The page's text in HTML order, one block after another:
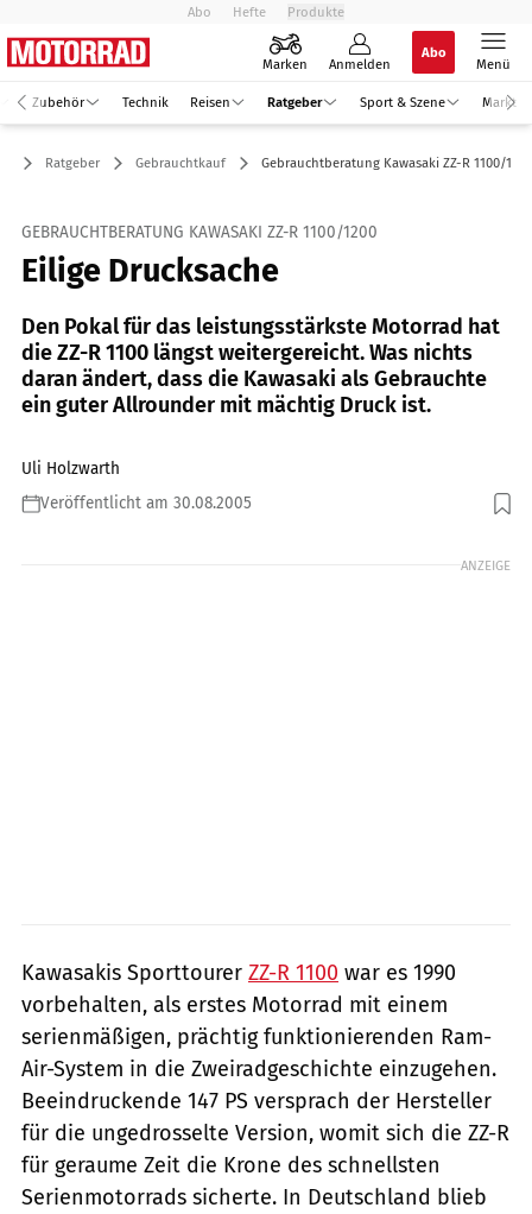
Abo Hefte Produkte
Marken Anmelden
Abo
Menü
Zubehör Technik Reisen Ratgeber Sport & Szene Markt
Ratgeber Gebrauchtkauf Gebrauchtberatung Kawasaki ZZ-R 1100/1200
GEBRAUCHTBERATUNG KAWASAKI ZZ-R 1100/1200
Eilige Drucksache
Den Pokal für das leistungsstärkste Motorrad hat
die ZZ-R 1100 längst weitergereicht. Was nichts
daran ändert, dass die Kawasaki als Gebrauchte
ein guter Allrounder mit mächtig Druck ist.
Uli Holzwarth
Veröffentlicht am 30.08.2005
Foto: Jahn
ANZEIGE
Kawasakis Sporttourer ZZ-R 1100 war es 1990
vorbehalten, als erstes Motorrad mit einem
serienmäßigen, prächtig funktionierenden Ram-
Air-System in die Zweiradgeschichte einzugehen.
Beeindruckende 147 PS versprach der Hersteller
für die ungedrosselte Version, womit sich die ZZ-R
für geraume Zeit die Krone des schnellsten
Serienmotorrads sicherte. In Deutschland blieb